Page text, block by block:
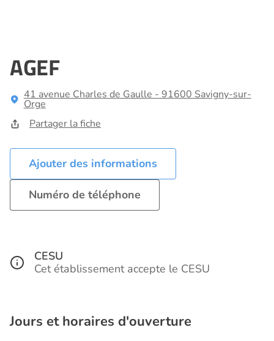
AGEF
41 avenue Charles de Gaulle - 91600 Savigny-sur-
Orge
Partager la fiche
Ajouter des informations
Numéro de téléphone
CESU
Cet établissement accepte le CESU
Jours et horaires d'ouverture